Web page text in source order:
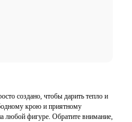
создано, чтобы дарить тепло и
крою и приятному
любой фигуре. Обратите внимание,